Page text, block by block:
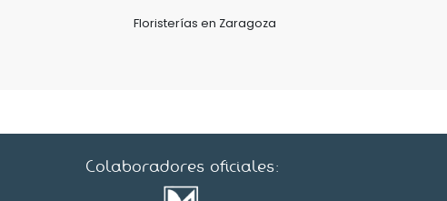
Floristerías en Zaragoza
Colaboradores oficiales: